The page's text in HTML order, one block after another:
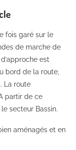
fois garé sur le
de marche de
est
bord de la route,
La route
partir de ce
secteur Bassin.
aménagés et en